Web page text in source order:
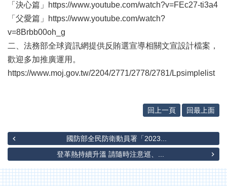
便
民
服
務
民
意
專
區
題
「決心篇」https://www.youtube.com/watch?v=FEc27-ti3a4
「父愛篇」https://www.youtube.com/watch?
v=8Brbb00oh_g
二、法務部全球資訊網提供反賄選宣導相關文宣設計檔案，
歡迎多加推廣運用。
https://www.moj.gov.tw/2204/2771/2778/2781/Lpsimplelist
回上一頁 回最上面
國防部全民防衛動員署「2023...
登革熱持續升溫 請隨時注意巡、...